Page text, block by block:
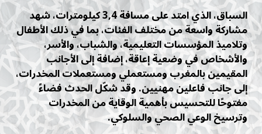
السباق، الذي امتد على مسافة 3,4 كيلومترات، شهد
مشاركة واسعة من مختلف الفئات، بما في ذلك الأطفال
وتلاميذ المؤسسات التعليمية، والشباب، والأسر،
والأشخاص في وضعية إعاقة، إضافة إلى الأجانب
المقيمين بالمغرب ومستعملي ومستعملات المخدرات،
إلى جانب فاعلين مهنيين. وقد شكّل الحدث فضاءً
مفتوحًا للتحسيس بأهمية الوقاية من المخدرات
وترسيخ الوعي الصحي والسلوكي.